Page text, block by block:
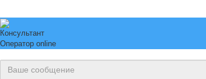
Консультант
Оператор online